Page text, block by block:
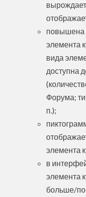
повышена
элемента
вида
доступна
Форума;
п.);
элемента
в
элемента
больше/